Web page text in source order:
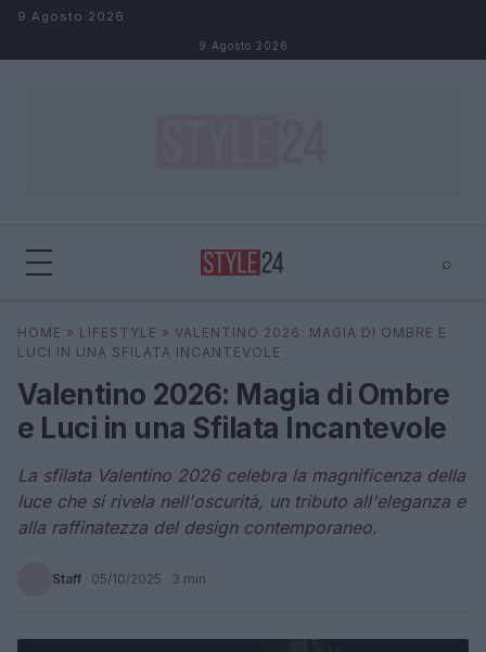
Salta al contenuto
9 Agosto 2026
9 Agosto 2026
⌕
Cerca ⌕ ×
HOME » LIFESTYLE » VALENTINO 2026: MAGIA DI OMBRE E
LUCI IN UNA SFILATA INCANTEVOLE
Valentino 2026: Magia di Ombre
e Luci in una Sfilata Incantevole
La sfilata Valentino 2026 celebra la magnificenza della
luce che si rivela nell'oscurità, un tributo all'eleganza e
alla raffinatezza del design contemporaneo.
Staff · 05/10/2025 · 3 min